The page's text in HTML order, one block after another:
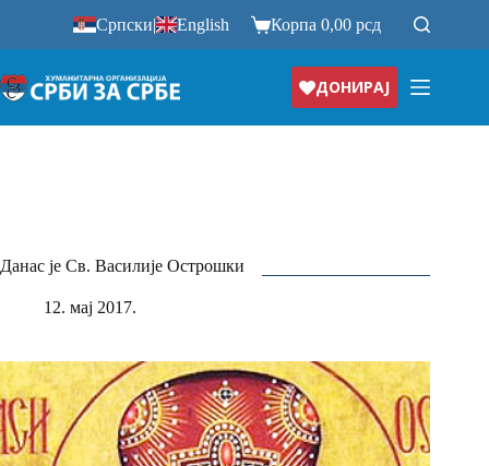
Српски| English Корпа0,00рсд
ДОНИРАЈ
Данас је Св. Василије Острошки
12. мај 2017.